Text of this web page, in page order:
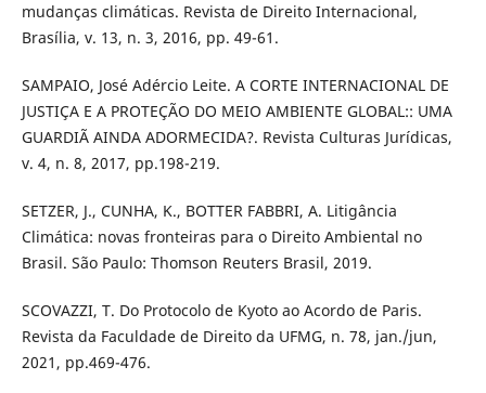
mudanças climáticas. Revista de Direito Internacional,
Brasília, v. 13, n. 3, 2016, pp. 49-61.
SAMPAIO, José Adércio Leite. A CORTE INTERNACIONAL DE
JUSTIÇA E A PROTEÇÃO DO MEIO AMBIENTE GLOBAL:: UMA
GUARDIÃ AINDA ADORMECIDA?. Revista Culturas Jurídicas,
v. 4, n. 8, 2017, pp.198-219.
SETZER, J., CUNHA, K., BOTTER FABBRI, A. Litigância
Climática: novas fronteiras para o Direito Ambiental no
Brasil. São Paulo: Thomson Reuters Brasil, 2019.
SCOVAZZI, T. Do Protocolo de Kyoto ao Acordo de Paris.
Revista da Faculdade de Direito da UFMG, n. 78, jan./jun,
2021, pp.469-476.